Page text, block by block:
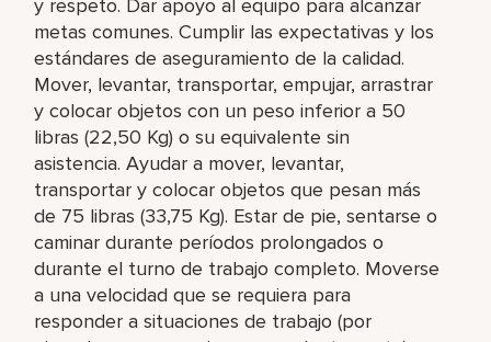
y respeto. Dar apoyo al equipo para alcanzar
metas comunes. Cumplir las expectativas y los
estándares de aseguramiento de la calidad.
Mover, levantar, transportar, empujar, arrastrar
y colocar objetos con un peso inferior a 50
libras (22,50 Kg) o su equivalente sin
asistencia. Ayudar a mover, levantar,
transportar y colocar objetos que pesan más
de 75 libras (33,75 Kg). Estar de pie, sentarse o
caminar durante períodos prolongados o
durante el turno de trabajo completo. Moverse
a una velocidad que se requiera para
responder a situaciones de trabajo (por